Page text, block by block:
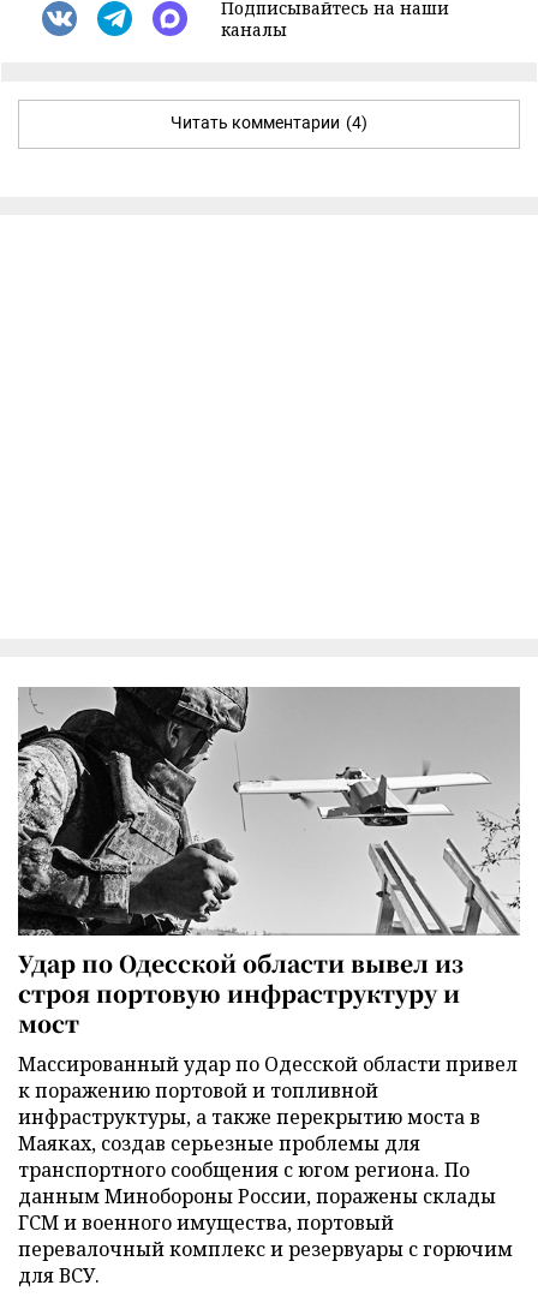
Подписывайтесь на наши
каналы
Читать комментарии (4)
Удар по Одесской области вывел из
строя портовую инфраструктуру и
мост
Массированный удар по Одесской области привел
к поражению портовой и топливной
инфраструктуры, а также перекрытию моста в
Маяках, создав серьезные проблемы для
транспортного сообщения с югом региона. По
данным Минобороны России, поражены склады
ГСМ и военного имущества, портовый
перевалочный комплекс и резервуары с горючим
для ВСУ.